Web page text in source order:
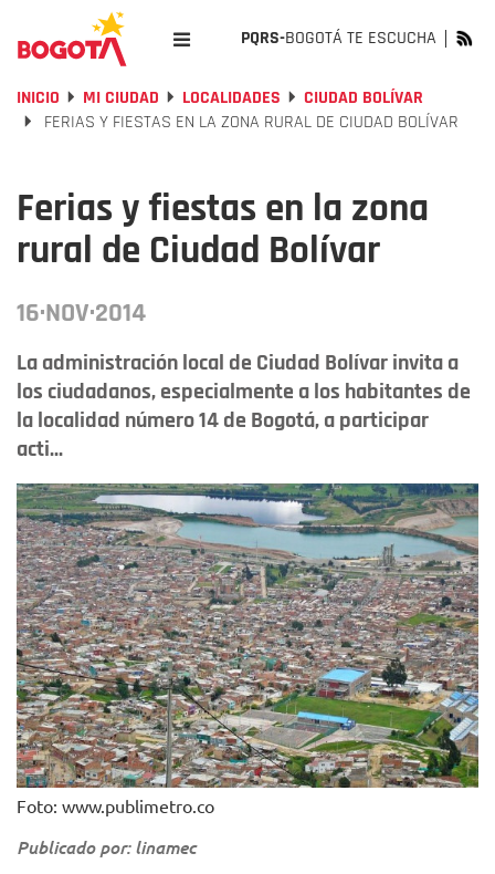
PQRS-BOGOTÁ TE ESCUCHA
INICIO MI CIUDAD LOCALIDADES
CIUDAD BOLÍVAR
FERIAS Y FIESTAS EN LA ZONA RURAL DE CIUDAD BOLÍVAR
Ferias y fiestas en la zona
rural de Ciudad Bolívar
16·NOV·2014
La administración local de Ciudad Bolívar invita a
los ciudadanos, especialmente a los habitantes de
la localidad número 14 de Bogotá, a participar
acti...
Foto: www.publimetro.co
Publicado por: linamec